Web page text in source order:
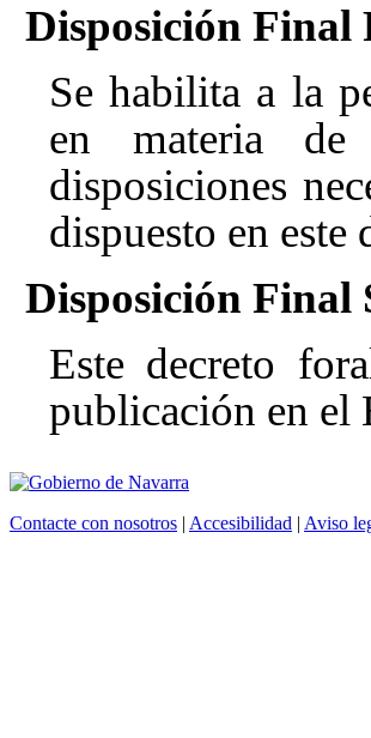
Disposición Final
Se habilita a la
en materia
disposiciones
dispuesto en este
Disposición Final
Este decreto
publicación en el
Contacte con nosotros | Accesibilidad | Aviso